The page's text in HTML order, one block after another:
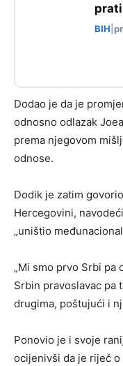
BIH
Dodao je da je
odnosno odlazak
prema njegovom
odnose.
Dodik je zatim
Hercegovini,
„uništio
„Mi smo prvo Srbi pa
Srbin pravoslavac pa
drugima, poštujući i
Ponovio je i svoje
ocijenivši da je riječ o